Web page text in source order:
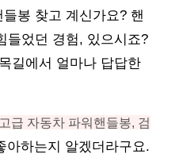
봉 찾고 계신가요? 핸
들었던 경험, 있으시죠?
길에서 얼마나 답답한
고급 자동차 파워핸들봉, 검
아하는지 알겠더라구요.